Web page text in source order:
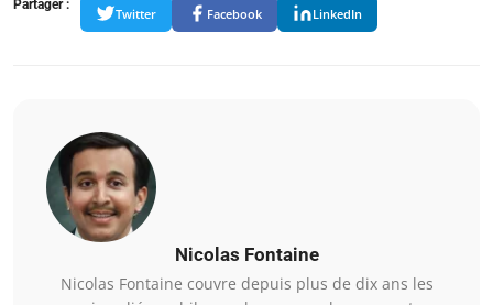
Partager :
Twitter Facebook LinkedIn
Nicolas Fontaine
Nicolas Fontaine couvre depuis plus de dix ans les